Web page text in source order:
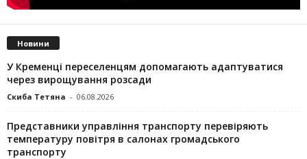
Новини
У Кременці переселенцям допомагають адаптуватися
через вирощування розсади
Скиба Тетяна - 06.08.2026
Представники управління транспорту перевіряють
температуру повітря в салонах громадського
транспорту